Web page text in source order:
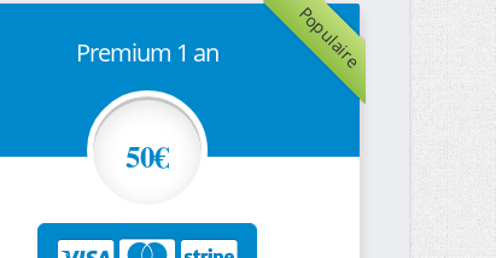
Populaire
Premium 1 an
50€